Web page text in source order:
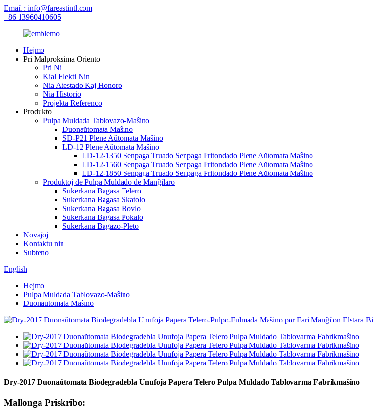
Email : info@fareastintl.com
+86 13960410605
Hejmo
Pri Malproksima Oriento
Pri Ni
Kial Elekti Nin
Nia Atestado Kaj Honoro
Nia Historio
Projekta Referenco
Produkto
Pulpa Muldada Tablovazo-Maŝino
Duonaŭtomata Maŝino
SD-P21 Plene Aŭtomata Maŝino
LD-12 Plene Aŭtomata Maŝino
LD-12-1350 Senpaga Truado Senpaga Pritondado Plene Aŭtomata Maŝino
LD-12-1560 Senpaga Truado Senpaga Pritondado Plene Aŭtomata Maŝino
LD-12-1850 Senpaga Truado Senpaga Pritondado Plene Aŭtomata Maŝino
Produktoj de Pulpa Muldado de Manĝilaro
Sukerkana Bagasa Telero
Sukerkana Bagasa Skatolo
Sukerkana Bagasa Bovlo
Sukerkana Bagasa Pokalo
Sukerkana Bagazo-Pleto
Novaĵoj
Kontaktu nin
Subteno
English
Hejmo
Pulpa Muldada Tablovazo-Maŝino
Duonaŭtomata Maŝino
Dry-2017 Duonaŭtomata Biodegradebla Unufoja Papera Telero Pulpa Muldado Tablovarma Fabrikmaŝino
Mallonga Priskribo: